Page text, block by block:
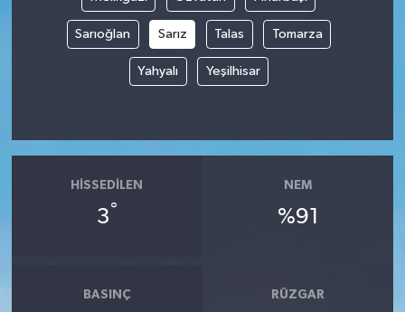
Sarıoğlan Sarız Talas Tomarza
Yahyalı Yeşilhisar
HISSEDILEN
3°
NEM
%91
BASINÇ RÜZGAR